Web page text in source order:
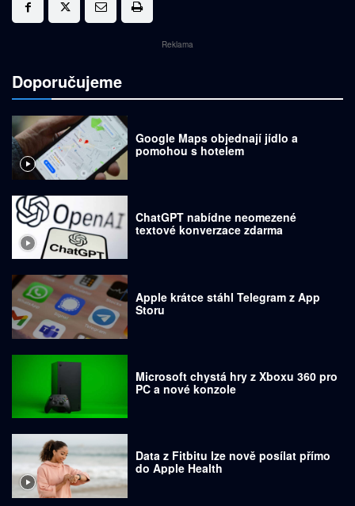
Reklama
Doporučujeme
Google Maps objednají jídlo a
pomohou s hotelem
ChatGPT nabídne neomezené
textové konverzace zdarma
Apple krátce stáhl Telegram z App
Storu
Microsoft chystá hry z Xboxu 360 pro
PC a nové konzole
Data z Fitbitu lze nově posílat přímo
do Apple Health